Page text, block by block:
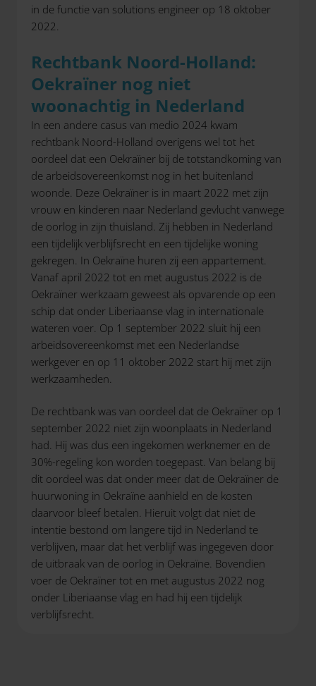
in de functie van solutions engineer op 18 oktober
2022.
Rechtbank Noord-Holland:
Oekraïner nog niet
woonachtig in Nederland
In een andere casus van medio 2024 kwam
rechtbank Noord-Holland overigens wel tot het
oordeel dat een Oekraïner bij de totstandkoming van
de arbeidsovereenkomst nog in het buitenland
woonde. Deze Oekraïner is in maart 2022 met zijn
vrouw en kinderen naar Nederland gevlucht vanwege
de oorlog in zijn thuisland. Zij hebben in Nederland
een tijdelijk verblijfsrecht en een tijdelijke woning
gekregen. In Oekraïne huren zij een appartement.
Vanaf april 2022 tot en met augustus 2022 is de
Oekraïner werkzaam geweest als opvarende op een
schip dat onder Liberiaanse vlag in internationale
wateren voer. Op 1 september 2022 sluit hij een
arbeidsovereenkomst met een Nederlandse
werkgever en op 11 oktober 2022 start hij met zijn
werkzaamheden.
De rechtbank was van oordeel dat de Oekraïner op 1
september 2022 niet zijn woonplaats in Nederland
had. Hij was dus een ingekomen werknemer en de
30%-regeling kon worden toegepast. Van belang bij
dit oordeel was dat onder meer dat de Oekraïner de
huurwoning in Oekraïne aanhield en de kosten
daarvoor bleef betalen. Hieruit volgt dat niet de
intentie bestond om langere tijd in Nederland te
verblijven, maar dat het verblijf was ingegeven door
de uitbraak van de oorlog in Oekraïne. Bovendien
voer de Oekraïner tot en met augustus 2022 nog
onder Liberiaanse vlag en had hij een tijdelijk
verblijfsrecht.